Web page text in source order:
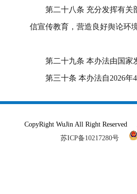
第二十八条 充分发挥有关
信宣传教育，营造良好舆论环境
第二十九条 本办法由国家
第三十条 本办法自2026年4
CopyRight WuJin All Right
苏ICP备10217280号